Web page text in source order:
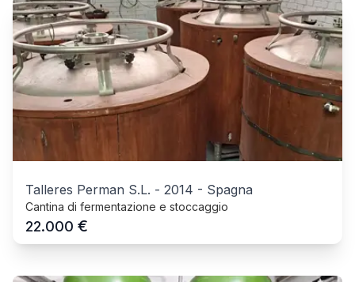
Talleres Perman S.L. - 2014 - Spagna
Cantina di fermentazione e stoccaggio
22.000 €